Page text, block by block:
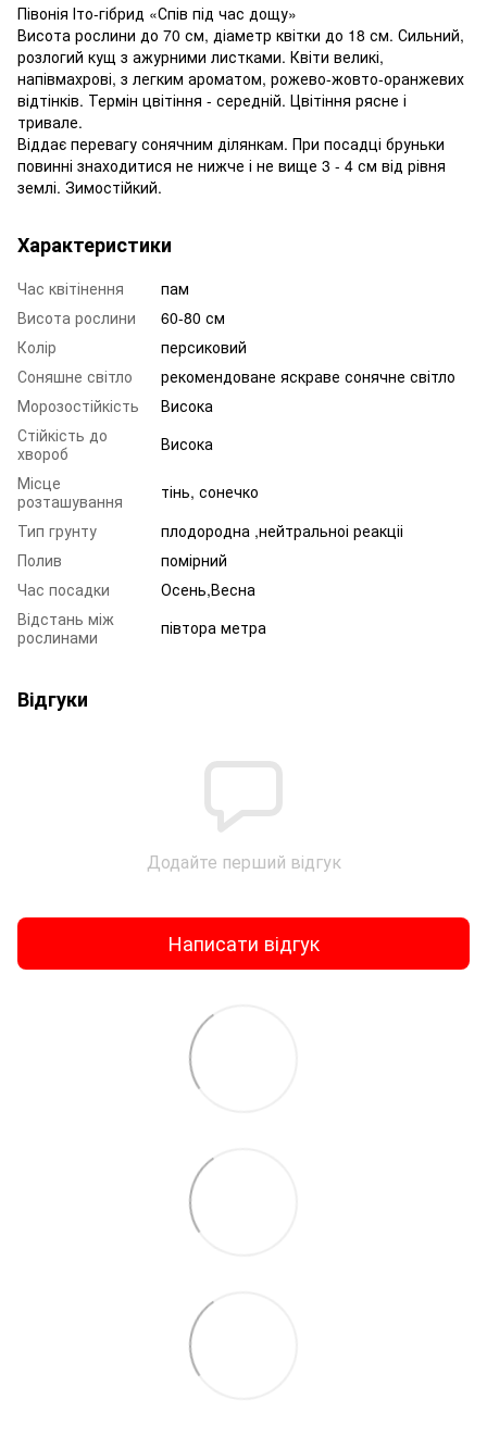
Півонія Іто-гібрид «Спів під час дощу»
Висота рослини до 70 см, діаметр квітки до 18 см. Сильний,
розлогий кущ з ажурними листками. Квіти великі,
напівмахрові, з легким ароматом, рожево-жовто-оранжевих
відтінків. Термін цвітіння - середній. Цвітіння рясне і
тривале.
Віддає перевагу сонячним ділянкам. При посадці бруньки
повинні знаходитися не нижче і не вище 3 - 4 см від рівня
землі. Зимостійкий.
Характеристики
Час квітінення
пам
Висота рослини
60-80 см
Колір
персиковий
Соняшне світло
рекомендоване яскраве сонячне світло
Морозостійкість
Висока
Стійкість до
хвороб
Висока
Місце
розташування
тінь, сонечко
Тип грунту
плодородна ,нейтральноі реакціі
Полив
помірний
Час посадки
Осень,Весна
Відстань між
рослинами
півтора метра
Відгуки
Додайте перший відгук
Написати відгук